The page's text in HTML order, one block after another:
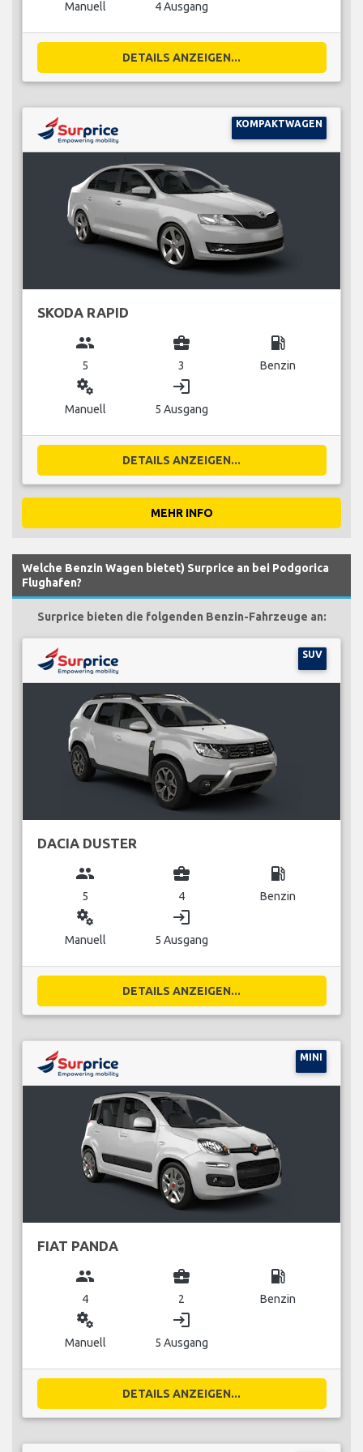
Manuell 4 Ausgang
DETAILS ANZEIGEN...
KOMPAKTWAGEN
SKODA RAPID
group
5
business_center
3
local_gas_station
Benzin
miscellaneous_services
Manuell
login
5 Ausgang
DETAILS ANZEIGEN...
MEHR INFO
Welche Benzin Wagen bietet) Surprice an bei Podgorica
Flughafen?
Surprice bieten die folgenden Benzin-Fahrzeuge an:
SUV
DACIA DUSTER
group
5
business_center
4
local_gas_station
Benzin
miscellaneous_services
Manuell
login
5 Ausgang
DETAILS ANZEIGEN...
MINI
FIAT PANDA
group
4
business_center
2
local_gas_station
Benzin
miscellaneous_services
Manuell
login
5 Ausgang
DETAILS ANZEIGEN...